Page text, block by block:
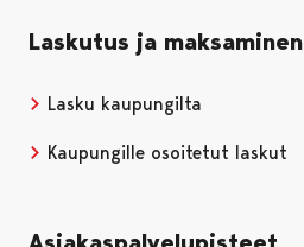
Laskutus ja maksaminen
Lasku kaupungilta
Kaupungille osoitetut laskut